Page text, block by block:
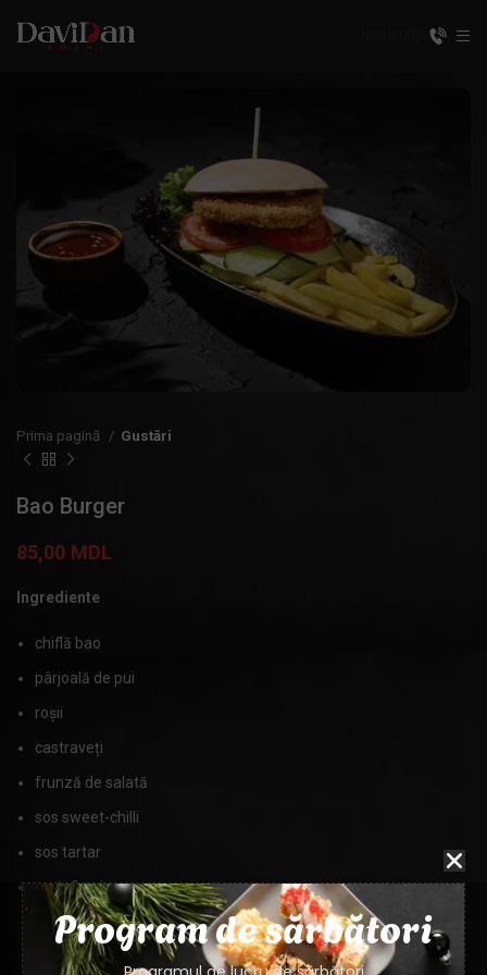
Prima pagină Gustări
Bao Burger
85,00 MDL
Ingrediente
chiflă bao
pârjoală de pui
roșii
castraveți
frunză de salată
sos sweet-chilli
sos tartar
cartofi pai
MASA 400g, 50g
Program de sărbători